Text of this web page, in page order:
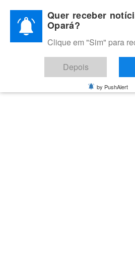
content
BLOG
Melhores notícias de Juazeiro,
Francisco
Quer receber
Opará?
Clique em "Sim" para
Depois
by PushAlert